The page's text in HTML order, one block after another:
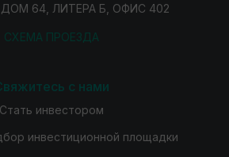
64, ЛИТЕРА Б, ОФИС 402
СХЕМА ПРОЕЗДА
с нами
Стать инвестором
инвестиционной площадки